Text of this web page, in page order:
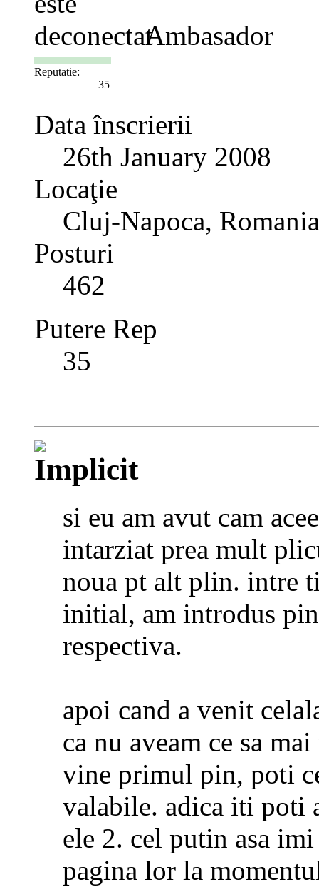
Ambasador
Reputatie:
35
Data înscrierii
26th January 2008
Locaţie
Cluj-Napoca, Romania
Posturi
462
Putere Rep
35
si eu am avut cam
intarziat prea mult
noua pt alt plin. intre
initial, am introdus
respectiva.
apoi cand a venit
ca nu aveam ce sa
vine primul pin, poti
valabile. adica iti poti
ele 2. cel putin asa
pagina lor la